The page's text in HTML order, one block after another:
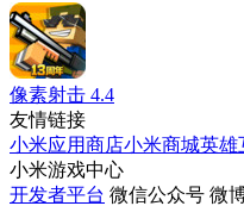
像素射击 4.4
友情链接
小米应用商店小米商城英雄
小米游戏中心
开发者平台 微信公众号 微